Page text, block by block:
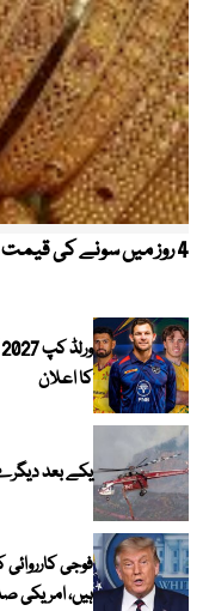
4 روز میں سونے کی قیمت میں بڑا اضافہ
کا اعلان
یکے بعد دیگرے 2 ہیلی کاپٹر گر کر تباہ؛ متعدد
فوجی
ہیں، امریکی